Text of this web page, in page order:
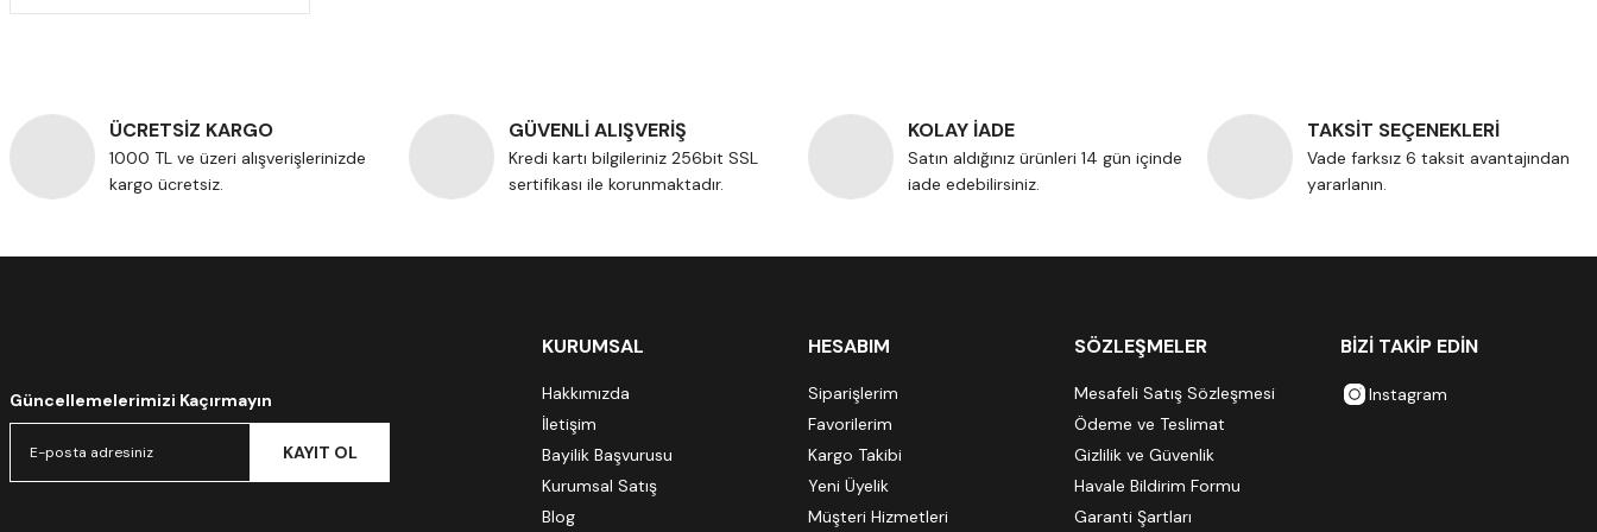
ÜCRETSİZ KARGO
1000 TL ve üzeri alışverişlerinizde
kargo ücretsiz.
GÜVENLİ ALIŞVERİŞ
Kredi kartı bilgileriniz 256bit SSL
sertifikası ile korunmaktadır.
KOLAY İADE
Satın aldığınız ürünleri 14 gün içinde
iade edebilirsiniz.
TAKSİT SEÇENEKLERİ
Vade farksız 6 taksit avantajından
yararlanın.
Güncellemelerimizi Kaçırmayın
KAYIT OL
KURUMSAL
Hakkımızda
İletişim
Bayilik Başvurusu
Kurumsal Satış
Blog
HESABIM
Siparişlerim
Favorilerim
Kargo Takibi
Yeni Üyelik
Müşteri Hizmetleri
SÖZLEŞMELER
Mesafeli Satış Sözleşmesi
Ödeme ve Teslimat
Gizlilik ve Güvenlik
Havale Bildirim Formu
Garanti Şartları
BİZİ TAKİP EDİN
Instagram